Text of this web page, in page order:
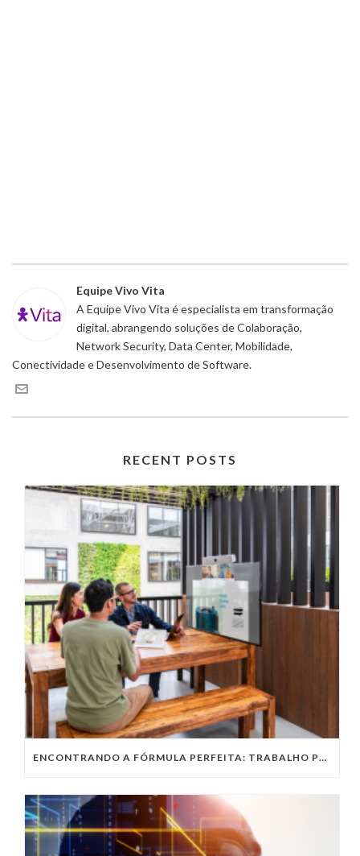
Equipe Vivo Vita
A Equipe Vivo Vita é especialista em transformação
digital, abrangendo soluções de Colaboração,
Network Security, Data Center, Mobilidade,
Conectividade e Desenvolvimento de Software.
RECENT POSTS
ENCONTRANDO A FÓRMULA PERFEITA: TRABALHO PRESENCIAL, HOME OFFICE OU TRABALHO HÍBRIDO?